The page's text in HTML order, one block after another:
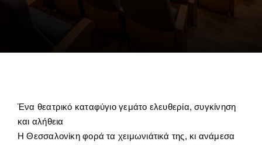
Ένα θεατρικό καταφύγιο γεμάτο ελευθερία, συγκίνηση
και αλήθεια
Η Θεσσαλονίκη φορά τα χειμωνιάτικά της, κι ανάμεσα